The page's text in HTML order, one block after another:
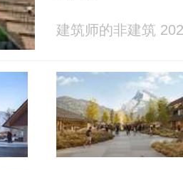
建筑师的非建筑